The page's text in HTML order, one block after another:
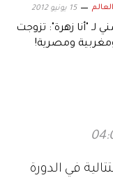
15 يونيو 2012
لـ "أنا زهرة": تزوجت
ومصرية!
في الدورة